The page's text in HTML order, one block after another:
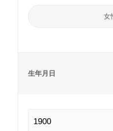
女
生年月日